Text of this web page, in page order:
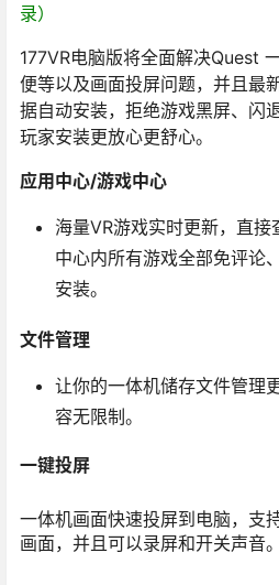
录）
177VR电脑版将全面解决Quest
便等以及画面投屏问题，并且最
据自动安装，拒绝游戏黑屏、闪
玩家安装更放心更舒心。
应用中心/游戏中心
海量VR游戏实时更新，直接
中心内所有游戏全部免评论
安装。
文件管理
让你的一体机储存文件管理
容无限制。
一键投屏
一体机画面快速投屏到电脑，支
画面，并且可以录屏和开关声音。